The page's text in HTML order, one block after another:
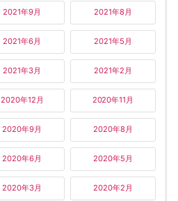
2021年9月 2021年8月
2021年6月 2021年5月
2021年3月 2021年2月
2020年12月 2020年11月
2020年9月 2020年8月
2020年6月 2020年5月
2020年3月 2020年2月